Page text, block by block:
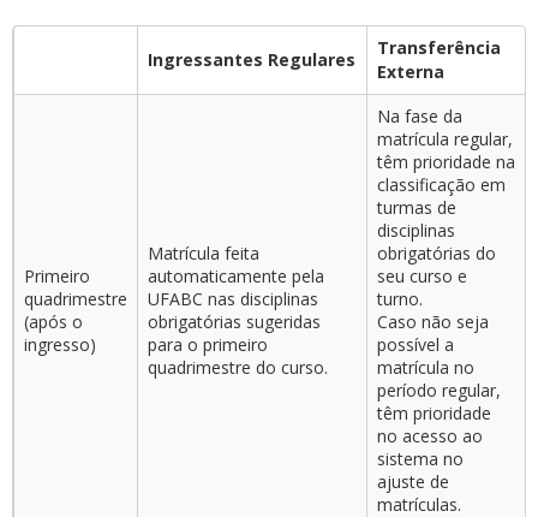
Ingressantes Regulares
Transferência
Externa
Primeiro
quadrimestre
(após o
ingresso)
Matrícula feita
automaticamente pela
UFABC nas disciplinas
obrigatórias sugeridas
para o primeiro
quadrimestre do curso.
Na fase da
matrícula regular,
têm prioridade na
classificação em
turmas de
disciplinas
obrigatórias do
seu curso e
turno.
Caso não seja
possível a
matrícula no
período regular,
têm prioridade
no acesso ao
sistema no
ajuste de
matrículas.